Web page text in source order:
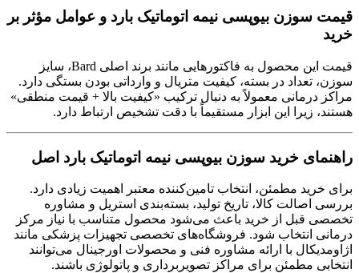
قیمت سوزن بیوپسی نیمه اتوماتیک بارد و عوامل مؤثر بر
خرید
قیمت این محصول به فاکتورهایی مانند برند اصلی Bard، سایز
سوزن، تعداد در بسته، کیفیت متریال و وارداتی بودن بستگی دارد.
مراکز درمانی معمولاً به دنبال ترکیب «کیفیت بالا + قیمت منطقی»
هستند، زیرا این ابزار مستقیماً با دقت تشخیص ارتباط دارد.
راهنمای خرید سوزن بیوپسی نیمه اتوماتیک بارد اصل
برای خرید مطمئن، انتخاب تامین‌کننده معتبر اهمیت زیادی دارد.
بررسی اصالت کالا، تاریخ تولید، بسته‌بندی استریل و مشاوره
تخصصی قبل از خرید باعث می‌شود محصول متناسب با نیاز مرکز
درمانی انتخاب شود. فروشگاه‌های تخصصی تجهیزات پزشکی مانند
اژاومدیکال با ارائه مشاوره فنی و محصولات اورجینال می‌توانند
انتخابی مطمئن برای مراکز تصویربرداری و پاتولوژی باشند.